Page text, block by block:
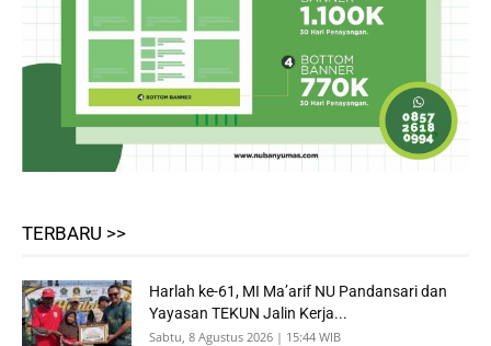
TERBARU >>
Harlah ke-61, MI Ma’arif NU Pandansari dan
Yayasan TEKUN Jalin Kerja...
Sabtu, 8 Agustus 2026 | 15:44 WIB